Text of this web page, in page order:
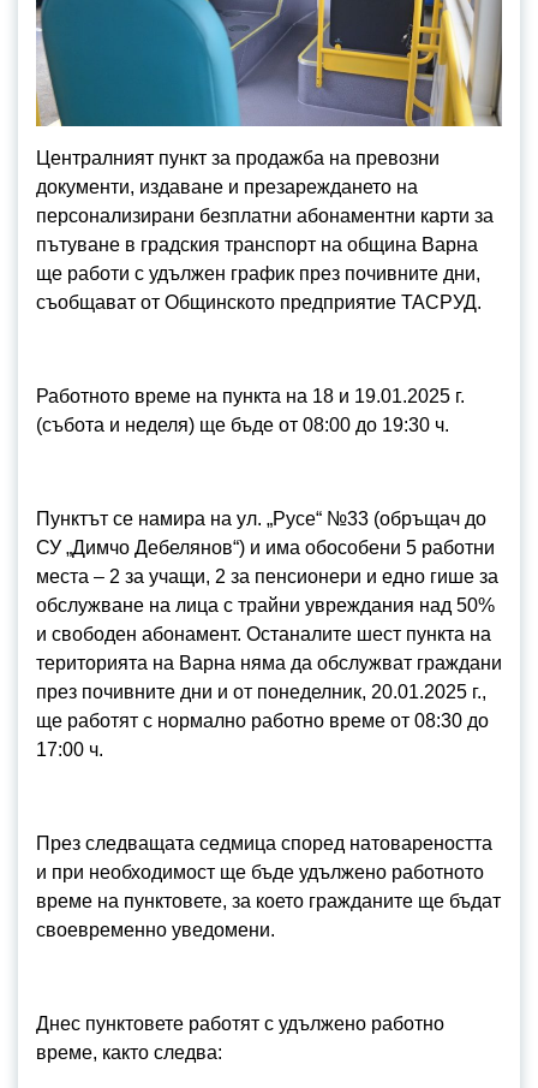
Централният пункт за продажба на превозни
документи, издаване и презареждането на
персонализирани безплатни абонаментни карти за
пътуване в градския транспорт на община Варна
ще работи с удължен график през почивните дни,
съобщават от Общинското предприятие ТАСРУД.
Работното време на пункта на 18 и 19.01.2025 г.
(събота и неделя) ще бъде от 08:00 до 19:30 ч.
Пунктът се намира на ул. „Русе“ №33 (обръщач до
СУ „Димчо Дебелянов“) и има обособени 5 работни
места – 2 за учащи, 2 за пенсионери и едно гише за
обслужване на лица с трайни увреждания над 50%
и свободен абонамент. Останалите шест пункта на
територията на Варна няма да обслужват граждани
през почивните дни и от понеделник, 20.01.2025 г.,
ще работят с нормално работно време от 08:30 до
17:00 ч.
През следващата седмица според натовареността
и при необходимост ще бъде удължено работното
време на пунктовете, за което гражданите ще бъдат
своевременно уведомени.
Днес пунктовете работят с удължено работно
време, както следва: